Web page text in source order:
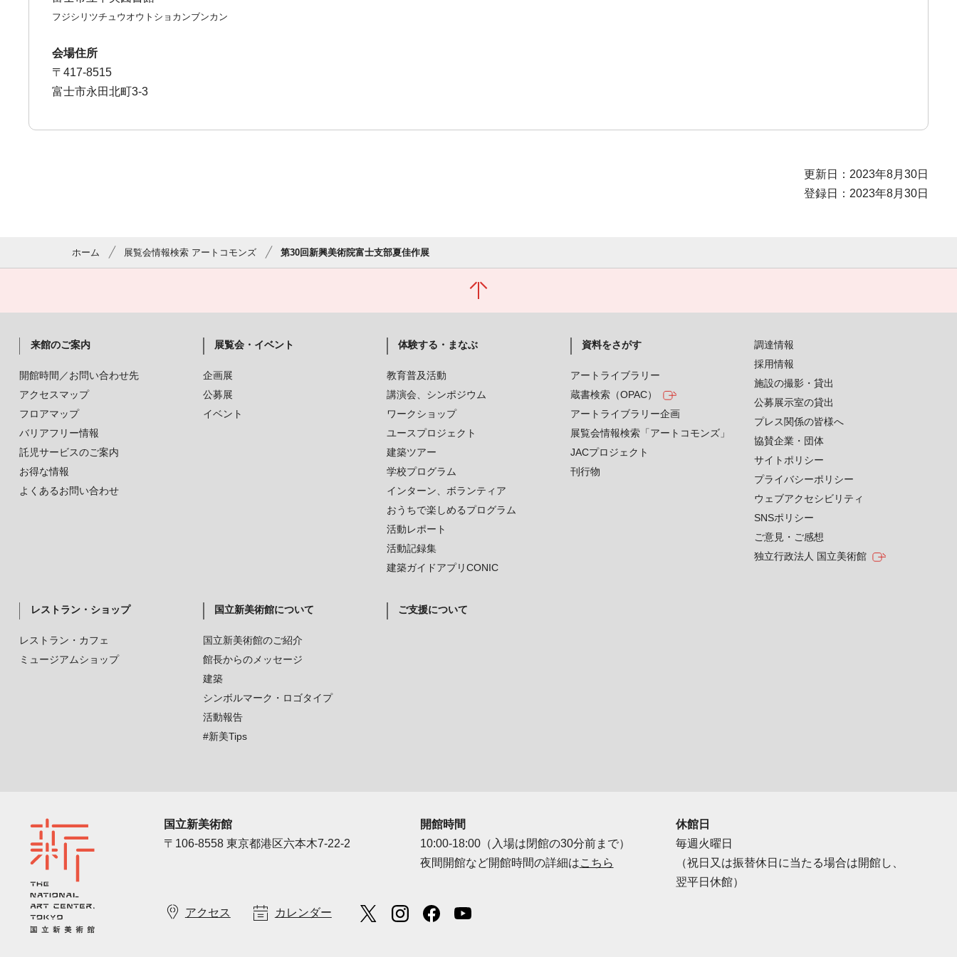
フジシリツチュウオウトショカンブンカン
会場住所
〒417-8515
富士市永田北町3-3
更新日：2023年8月30日
登録日：2023年8月30日
ホーム 展覧会情報検索 アートコモンズ 第30回新興美術院富士支部夏佳作展
来館のご案内
開館時間／お問い合わせ先
アクセスマップ
フロアマップ
バリアフリー情報
託児サービスのご案内
お得な情報
よくあるお問い合わせ
展覧会・イベント
企画展
公募展
イベント
体験する・まなぶ
教育普及活動
講演会、シンポジウム
ワークショップ
ユースプロジェクト
建築ツアー
学校プログラム
インターン、ボランティア
おうちで楽しめるプログラム
活動レポート
活動記録集
建築ガイドアプリCONIC
資料をさがす
アートライブラリー
蔵書検索（OPAC）
アートライブラリー企画
展覧会情報検索「アートコモンズ」
JACプロジェクト
刊行物
レストラン・ショップ
レストラン・カフェ
ミュージアムショップ
国立新美術館について
国立新美術館のご紹介
館長からのメッセージ
建築
シンボルマーク・ロゴタイプ
活動報告
#新美Tips
ご支援について
調達情報
採用情報
施設の撮影・貸出
公募展示室の貸出
プレス関係の皆様へ
協賛企業・団体
サイトポリシー
プライバシーポリシー
ウェブアクセシビリティ
SNSポリシー
ご意見・ご感想
独立行政法人 国立美術館
国立新美術館
〒106-8558 東京都港区六本木7-22-2
開館時間
10:00-18:00（入場は閉館の30分前まで）
夜間開館など開館時間の詳細はこちら
休館日
毎週火曜日
（祝日又は振替休日に当たる場合は開館し、
翌平日休館）
アクセス カレンダー